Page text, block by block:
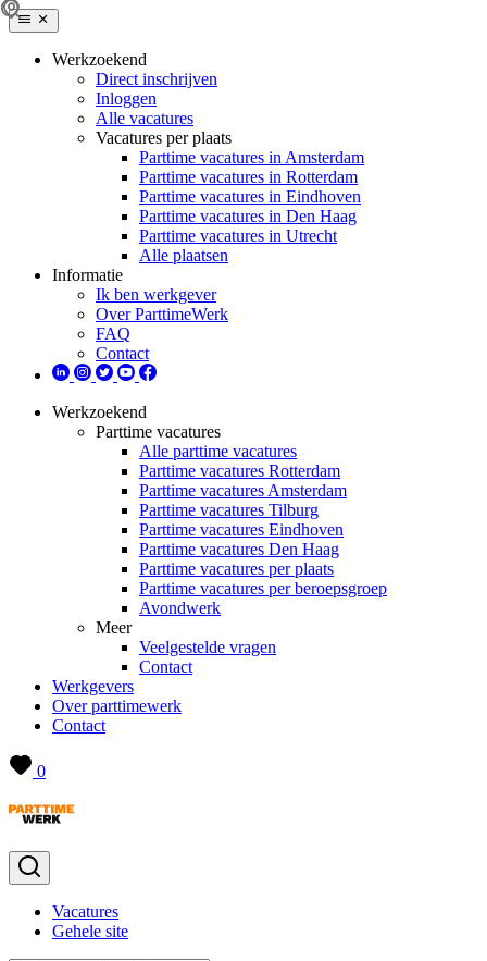
Werkzoekend
Direct inschrijven
Inloggen
Alle vacatures
Vacatures per plaats
Parttime vacatures in Amsterdam
Parttime vacatures in Rotterdam
Parttime vacatures in Eindhoven
Parttime vacatures in Den Haag
Parttime vacatures in Utrecht
Alle plaatsen
Informatie
Ik ben werkgever
Over ParttimeWerk
FAQ
Contact
Werkzoekend
Parttime vacatures
Alle parttime vacatures
Parttime vacatures Rotterdam
Parttime vacatures Amsterdam
Parttime vacatures Tilburg
Parttime vacatures Eindhoven
Parttime vacatures Den Haag
Parttime vacatures per plaats
Parttime vacatures per beroepsgroep
Avondwerk
Meer
Veelgestelde vragen
Contact
Werkgevers
Over parttimewerk
Contact
0
Vacatures
Gehele site